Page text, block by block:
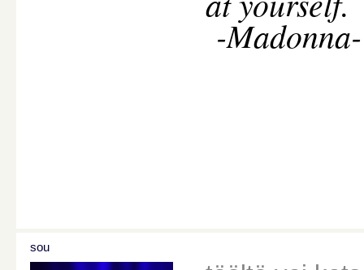
-Madonna-
sou